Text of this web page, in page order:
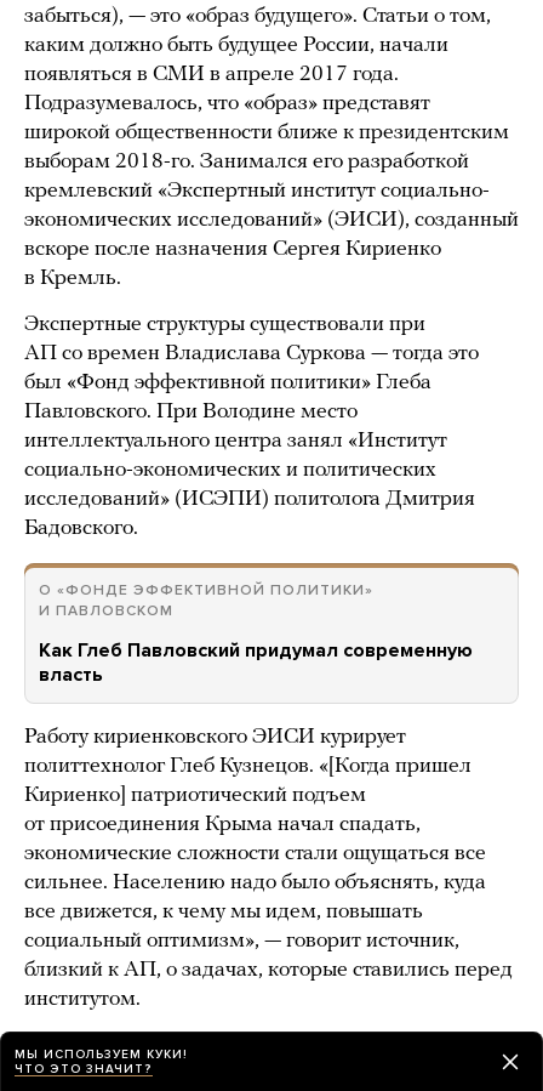
забыться), — это «образ будущего». Статьи о том,
каким должно быть будущее России, начали
появляться в СМИ в апреле 2017 года.
Подразумевалось, что «образ» представят
широкой общественности ближе к президентским
выборам 2018-го. Занимался его разработкой
кремлевский «Экспертный институт социально-
экономических исследований» (ЭИСИ), созданный
вскоре после назначения Сергея Кириенко
в Кремль.
Экспертные структуры существовали при
АП со времен Владислава Суркова — тогда это
был «Фонд эффективной политики» Глеба
Павловского. При Володине место
интеллектуального центра занял «Институт
социально-экономических и политических
исследований» (ИСЭПИ) политолога Дмитрия
Бадовского.
О «ФОНДЕ ЭФФЕКТИВНОЙ ПОЛИТИКИ»
И ПАВЛОВСКОМ
Как Глеб Павловский придумал современную
власть
Работу кириенковского ЭИСИ курирует
политтехнолог Глеб Кузнецов. «[Когда пришел
Кириенко] патриотический подъем
от присоединения Крыма начал спадать,
экономические сложности стали ощущаться все
сильнее. Населению надо было объяснять, куда
все движется, к чему мы идем, повышать
социальный оптимизм», — говорит источник,
близкий к АП, о задачах, которые ставились перед
институтом.
Поиск оптимистичного «образа будущего»
в тупик: летом 2017 года говорить о нем в кругу
МЫ ИСПОЛЬЗУЕМ КУКИ!
ЧТО ЭТО ЗНАЧИТ?